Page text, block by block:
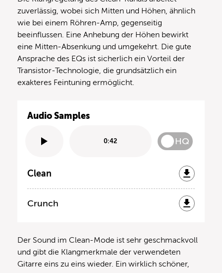
zuverlässig, wobei sich Mitten und Höhen, ähnlich
wie bei einem Röhren-Amp, gegenseitig
beeinflussen. Eine Anhebung der Höhen bewirkt
eine Mitten-Absenkung und umgekehrt. Die gute
Ansprache des EQs ist sicherlich ein Vorteil der
Transistor-Technologie, die grundsätzlich ein
exakteres Feintuning ermöglicht.
Audio Samples
0:42 HQ
Clean
Crunch
Der Sound im Clean-Mode ist sehr geschmackvoll
und gibt die Klangmerkmale der verwendeten
Gitarre eins zu eins wieder. Ein wirklich schöner,